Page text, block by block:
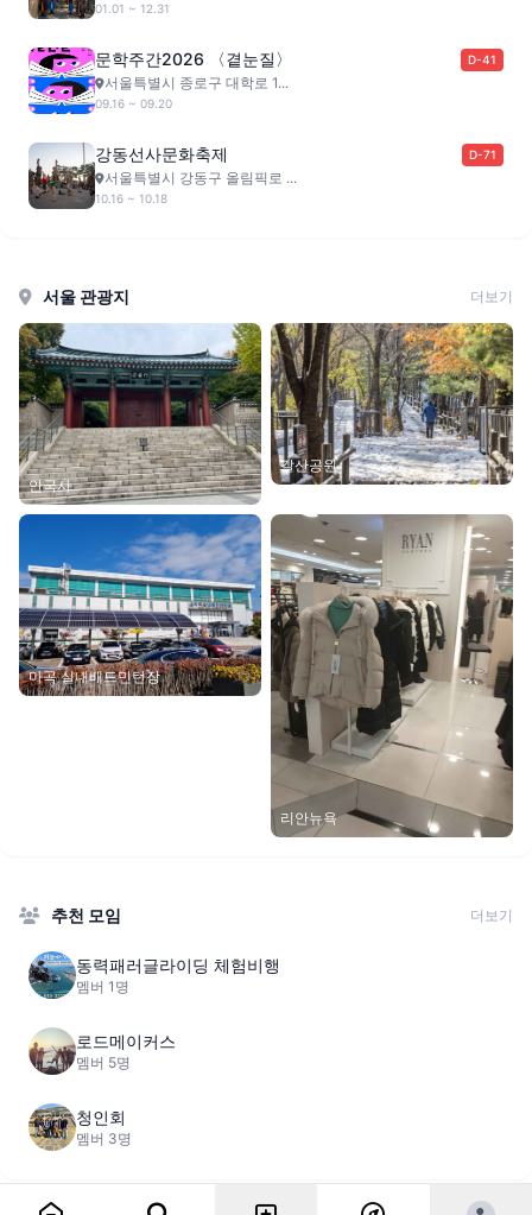
01.01 ~ 12.31
문학주간2026 〈곁눈질〉 D-41
서울특별시 종로구 대학로 1...
09.16 ~ 09.20
강동선사문화축제 D-71
서울특별시 강동구 올림픽로 ...
10.16 ~ 10.18
서울 관광지 더보기
안국사
갈산공원
마곡 실내배드민턴장
리안뉴욕
추천 모임 더보기
동력패러글라이딩 체험비행
멤버 1명
로드메이커스
멤버 5명
청인회
멤버 3명